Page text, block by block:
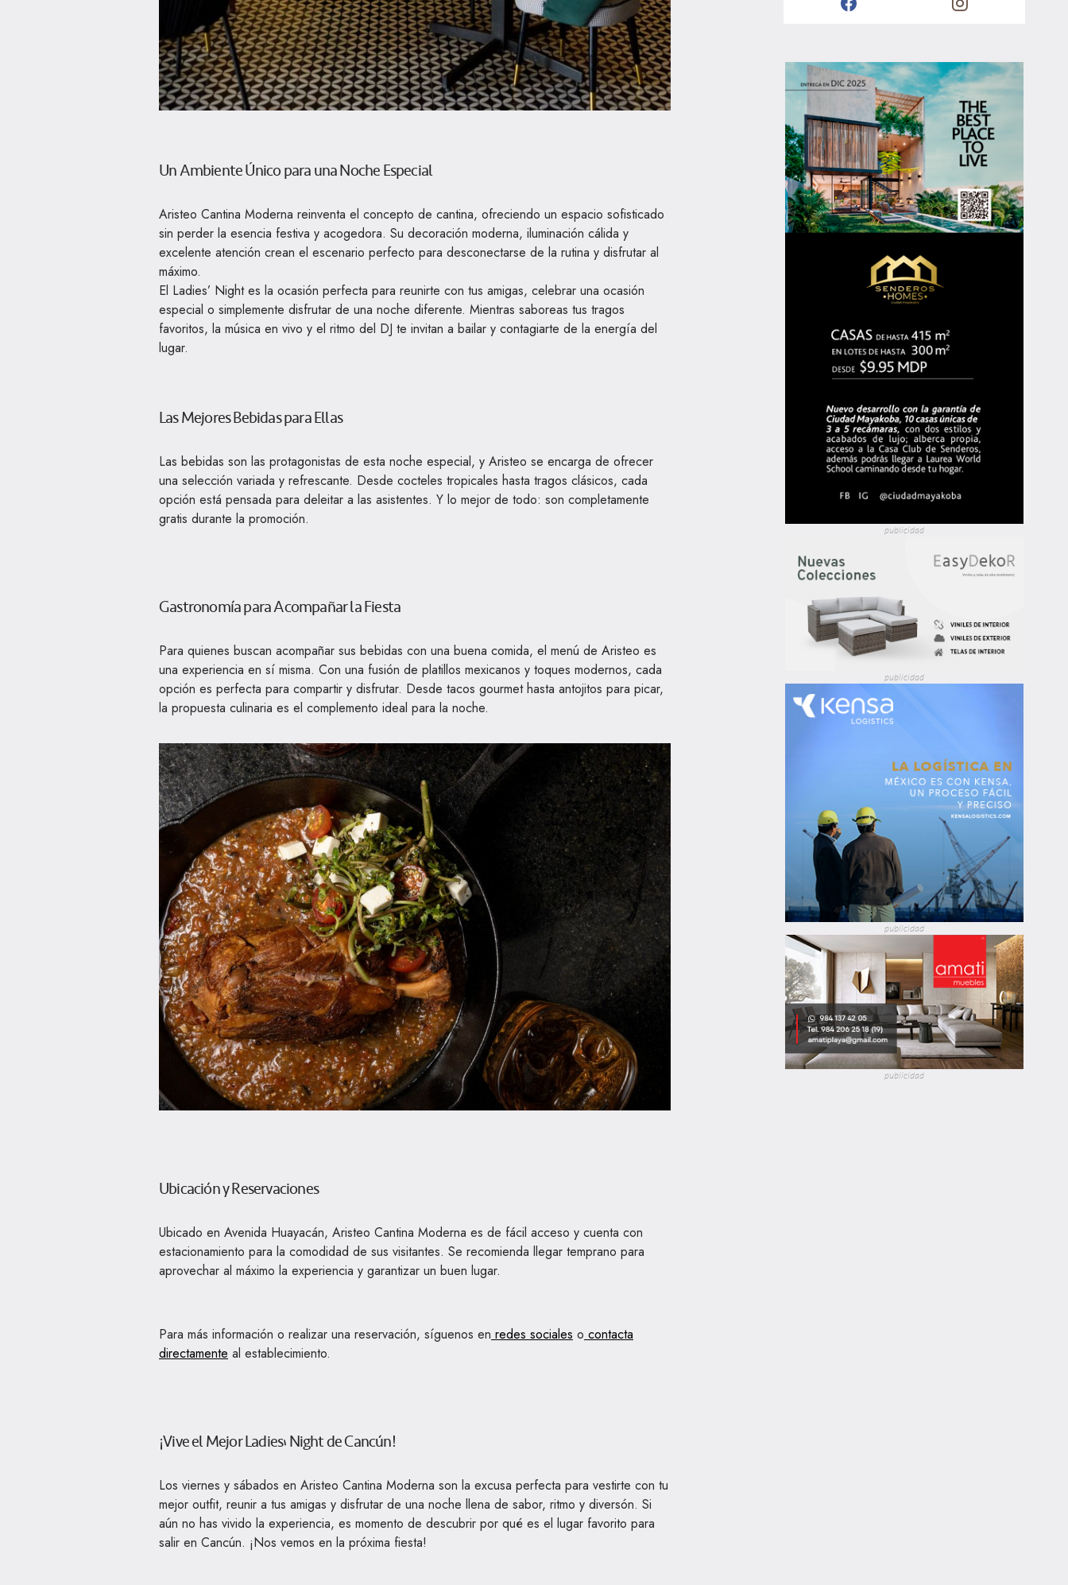
Un Ambiente Único para una Noche Especial
Aristeo Cantina Moderna reinventa el concepto de cantina, ofreciendo un espacio sofisticado
sin perder la esencia festiva y acogedora. Su decoración moderna, iluminación cálida y
excelente atención crean el escenario perfecto para desconectarse de la rutina y disfrutar al
máximo.
El Ladies’ Night es la ocasión perfecta para reunirte con tus amigas, celebrar una ocasión
especial o simplemente disfrutar de una noche diferente. Mientras saboreas tus tragos
favoritos, la música en vivo y el ritmo del DJ te invitan a bailar y contagiarte de la energía del
lugar.
Las Mejores Bebidas para Ellas
Las bebidas son las protagonistas de esta noche especial, y Aristeo se encarga de ofrecer
una selección variada y refrescante. Desde cocteles tropicales hasta tragos clásicos, cada
opción está pensada para deleitar a las asistentes. Y lo mejor de todo: son completamente
gratis durante la promoción.
Gastronomía para Acompañar la Fiesta
Para quienes buscan acompañar sus bebidas con una buena comida, el menú de Aristeo es
una experiencia en sí misma. Con una fusión de platillos mexicanos y toques modernos, cada
opción es perfecta para compartir y disfrutar. Desde tacos gourmet hasta antojitos para picar,
la propuesta culinaria es el complemento ideal para la noche.
Ubicación y Reservaciones
Ubicado en Avenida Huayacán, Aristeo Cantina Moderna es de fácil acceso y cuenta con
estacionamiento para la comodidad de sus visitantes. Se recomienda llegar temprano para
aprovechar al máximo la experiencia y garantizar un buen lugar.
Para más información o realizar una reservación, síguenos en redes sociales o contacta
directamente al establecimiento.
¡Vive el Mejor Ladies’ Night de Cancún!
Los viernes y sábados en Aristeo Cantina Moderna son la excusa perfecta para vestirte con tu
mejor outfit, reunir a tus amigas y disfrutar de una noche llena de sabor, ritmo y diversón. Si
aún no has vivido la experiencia, es momento de descubrir por qué es el lugar favorito para
salir en Cancún. ¡Nos vemos en la próxima fiesta!
publicidad
publicidad
publicidad
publicidad